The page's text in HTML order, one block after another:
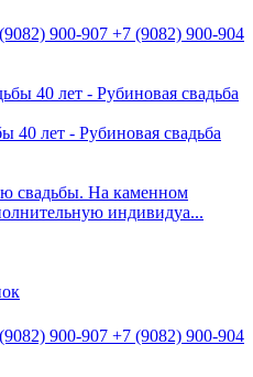
900-907 +7 (9082) 900-904
40 лет - Рубиновая свадьба
свадьбы. На каменном
индивидуа...
900-907 +7 (9082) 900-904